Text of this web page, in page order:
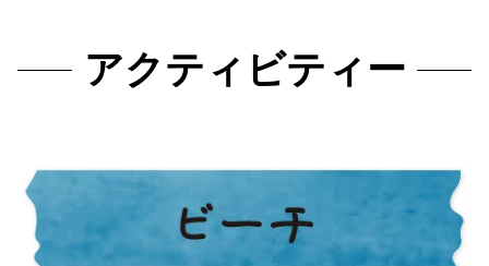
アクティビティー